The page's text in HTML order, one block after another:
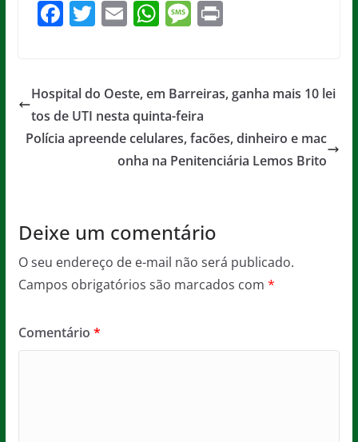
F
e
b
o
T
er
E
l
W
s
A
p
p
M
a
g
e
Pr
Hospital do Oeste, em Barreiras, ganha mais 10 lei
tos de UTI nesta quinta-feira
Polícia apreende celulares, facões, dinheiro e mac
onha na Penitenciária Lemos Brito
Deixe um comentário
O seu endereço de e-mail não será publicado.
Campos obrigatórios são marcados com *
Comentário *